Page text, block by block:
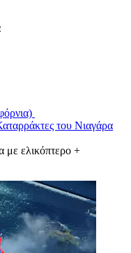
του Νιαγάρα
με ελικόπτερο +